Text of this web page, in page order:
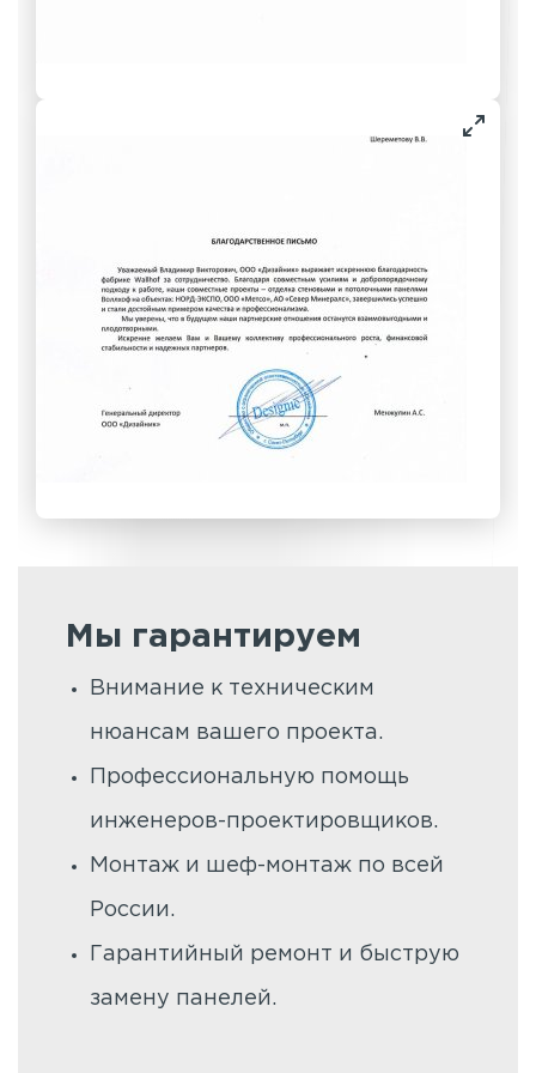
Мы гарантируем
Внимание к техническим
нюансам вашего проекта.
Профессиональную помощь
инженеров-проектировщиков.
Монтаж и шеф-монтаж по всей
России.
Гарантийный ремонт и быструю
замену панелей.